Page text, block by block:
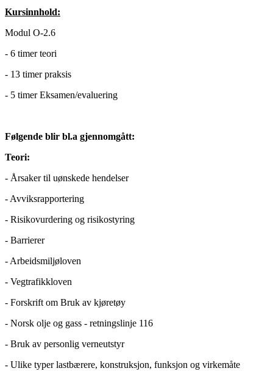
Kursinnhold:
Modul O-2.6
- 6 timer teori
- 13 timer praksis
- 5 timer Eksamen/evaluering
Følgende blir bl.a gjennomgått:
Teori:
- Årsaker til uønskede hendelser
- Avviksrapportering
- Risikovurdering og risikostyring
- Barrierer
- Arbeidsmiljøloven
- Vegtrafikkloven
- Forskrift om Bruk av kjøretøy
- Norsk olje og gass - retningslinje 116
- Bruk av personlig verneutstyr
- Ulike typer lastbærere, konstruksjon, funksjon og virkemåte